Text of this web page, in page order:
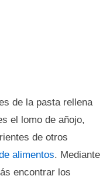
de la pasta rellena
el lomo de añojo,
de otros
alimentos. Mediante
encontrar los